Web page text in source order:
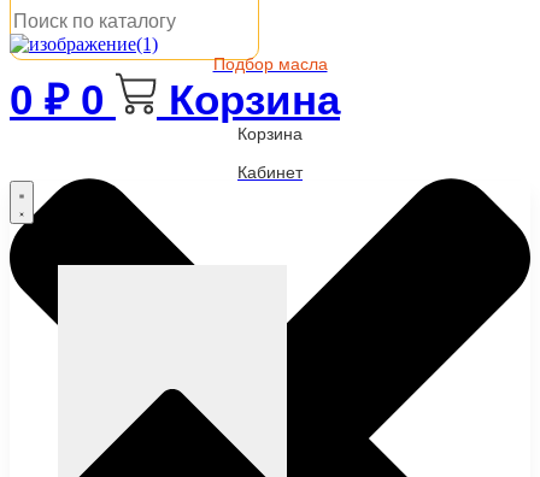
Подбор масла
0 ₽ 0 Корзина
Корзина
Кабинет